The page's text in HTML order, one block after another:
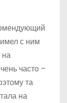
с ним
на
часто –
та
на